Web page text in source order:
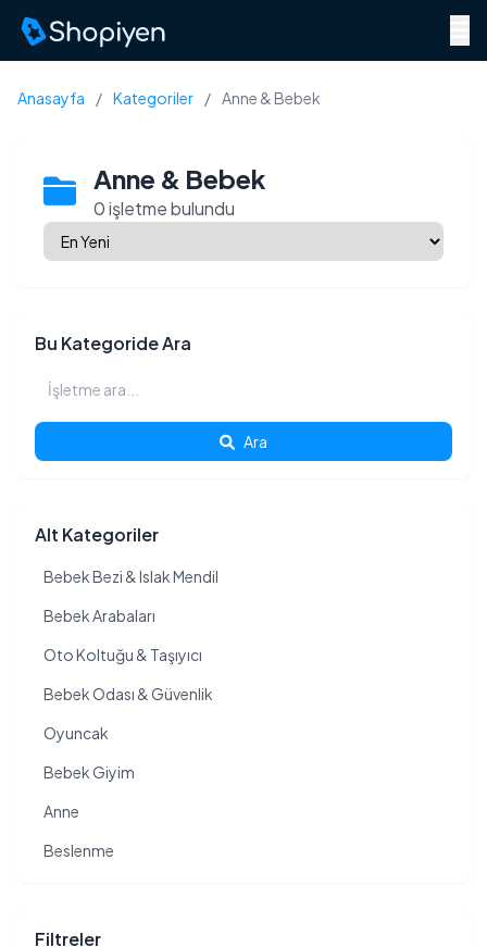
Anasayfa / Kategoriler / Anne & Bebek
Anne & Bebek
0 işletme bulundu
Bu Kategoride Ara
Ara
Alt Kategoriler
Bebek Bezi & Islak Mendil
Bebek Arabaları
Oto Koltuğu & Taşıyıcı
Bebek Odası & Güvenlik
Oyuncak
Bebek Giyim
Anne
Beslenme
Filtreler